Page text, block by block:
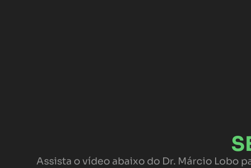
Assista o vídeo abaixo do Dr. Márcio Lobo